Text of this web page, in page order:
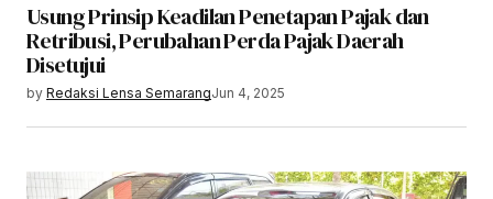
Usung Prinsip Keadilan Penetapan Pajak dan
Retribusi, Perubahan Perda Pajak Daerah
Disetujui
by Redaksi Lensa SemarangJun 4, 2025